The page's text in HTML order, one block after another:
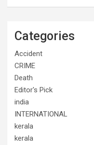
Categories
Accident
CRIME
Death
Editor's Pick
india
INTERNATIONAL
kerala
kerala